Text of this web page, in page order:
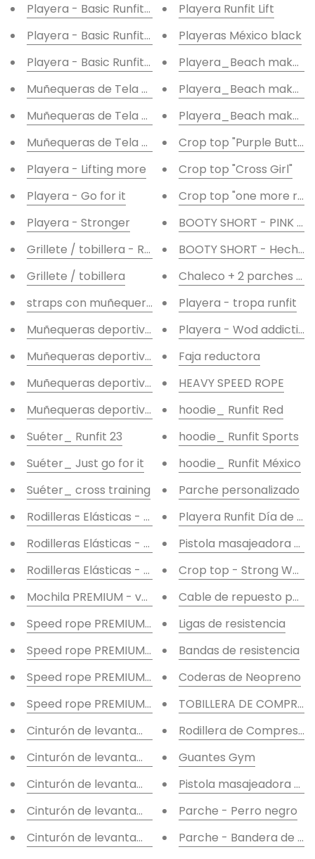
Playera - Basic Runfit BLANCA - PERSONALIZADA
Playera - Basic Runfit GRIS - PERSONALIZADA
Playera - Basic Runfit negra - PERSONALIZADA
Muñequeras de Tela - Camo Mixto PERSONALIZADA
Muñequeras de Tela - Camo gris PERSONALIZADA
Muñequeras de Tela - Rosa PERSONALIZADA
Playera - Lifting more
Playera - Go for it
Playera - Stronger
Grillete / tobillera - Rosa
Grillete / tobillera
straps con muñequera
Muñequeras deportivas RUNFIT- Turquesa
Muñequeras deportivas RUNFIT- Moradas
Muñequeras deportivas RUNFIT- Azules
Muñequeras deportivas RUNFIT- Negras
Suéter_ Runfit 23
Suéter_ Just go for it
Suéter_ cross training
Rodilleras Elásticas - Azules
Rodilleras Elásticas - Rojas
Rodilleras Elásticas - Negras
Mochila PREMIUM - verde
Speed rope PREMIUM - dorada
Speed rope PREMIUM - azul
Speed rope PREMIUM - rojo
Speed rope PREMIUM - negra
Cinturón de levantamiento de cuero - rosa
Cinturón de levantamiento de cuero - negro
Cinturón de levantamiento - azul
Cinturón de levantamiento - rojo
Cinturón de levantamiento - negro
Playera Runfit Lift
Playeras México black
Playera_Beach makes
Playera_Beach makes
Playera_Beach makes
Crop top "Purple
Crop top "Cross Girl"
Crop top "one more rep"
BOOTY SHORT - PINK
BOOTY SHORT - Hecha
Chaleco + 2 parches +
Playera - tropa runfit
Playera - Wod addiction
Faja reductora
HEAVY SPEED ROPE
hoodie_ Runfit Red
hoodie_ Runfit Sports
hoodie_ Runfit México
Parche personalizado
Playera Runfit Día de
Pistola masajeadora -
Crop top - Strong
Cable de repuesto para
Ligas de resistencia
Bandas de resistencia
Coderas de Neopreno
TOBILLERA DE
Rodillera de Compresión
Guantes Gym
Pistola masajeadora -
Parche - Perro negro
Parche - Bandera de